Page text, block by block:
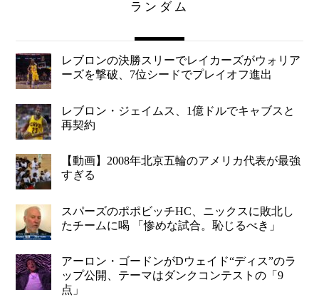
ランダム
レブロンの決勝スリーでレイカーズがウォリア
ーズを撃破、7位シードでプレイオフ進出
レブロン・ジェイムス、1億ドルでキャブスと
再契約
【動画】2008年北京五輪のアメリカ代表が最強
すぎる
スパーズのポポビッチHC、ニックスに敗北し
たチームに喝 「惨めな試合。恥じるべき」
アーロン・ゴードンがDウェイド“ディス”のラ
ップ公開、テーマはダンクコンテストの「9
点」